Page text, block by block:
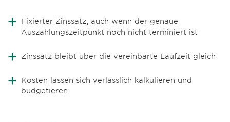
Fixierter Zinssatz, auch wenn der genaue
Auszahlungszeitpunkt noch nicht terminiert ist
Zinssatz bleibt über die vereinbarte Laufzeit gleich
Kosten lassen sich verlässlich kalkulieren und
budgetieren